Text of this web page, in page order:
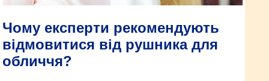
Чому експерти рекомендують
відмовитися від рушника для
обличчя?